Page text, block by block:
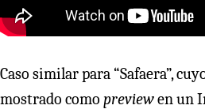
Caso similar para “Safaera”,
mostrado como previewen un